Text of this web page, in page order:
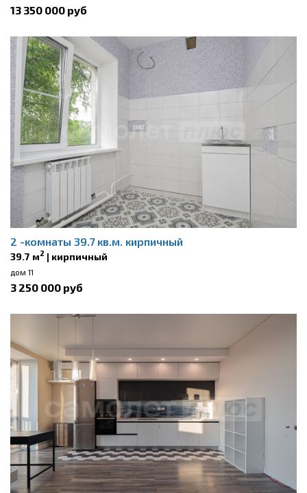
13 350 000 руб
2 -комнаты 39.7 кв.м. кирпичный
39.7 м2 | кирпичный
дом 11
3 250 000 руб